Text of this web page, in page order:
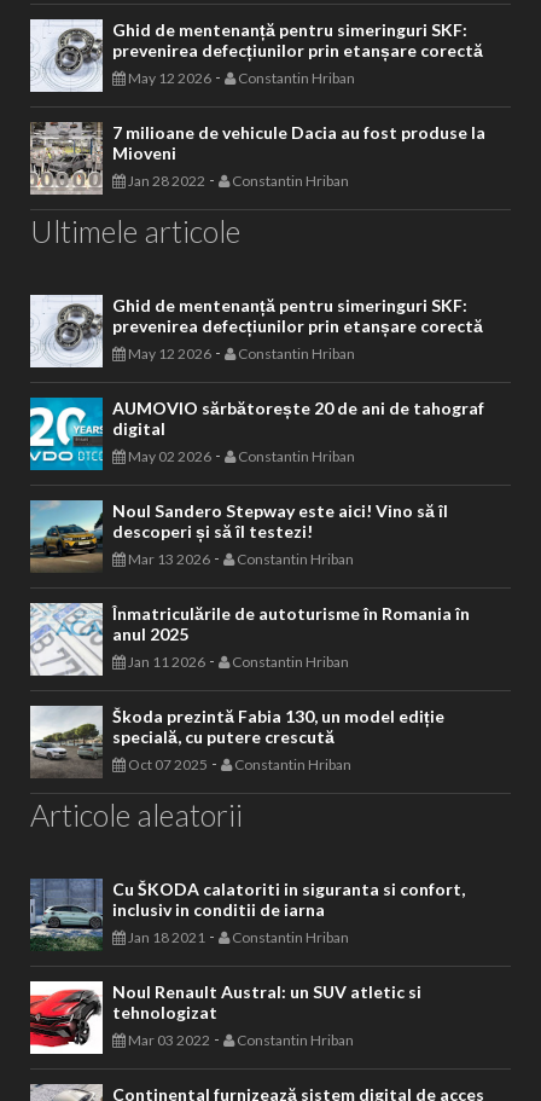
Ghid de mentenanță pentru simeringuri SKF:
prevenirea defecțiunilor prin etanșare corectă
May 12 2026 - Constantin Hriban
7 milioane de vehicule Dacia au fost produse la
Mioveni
Jan 28 2022 - Constantin Hriban
Ultimele articole
Ghid de mentenanță pentru simeringuri SKF:
prevenirea defecțiunilor prin etanșare corectă
May 12 2026 - Constantin Hriban
AUMOVIO sărbătorește 20 de ani de tahograf
digital
May 02 2026 - Constantin Hriban
Noul Sandero Stepway este aici! Vino să îl
descoperi și să îl testezi!
Mar 13 2026 - Constantin Hriban
Înmatriculările de autoturisme în Romania în
anul 2025
Jan 11 2026 - Constantin Hriban
Škoda prezintă Fabia 130, un model ediție
specială, cu putere crescută
Oct 07 2025 - Constantin Hriban
Articole aleatorii
Cu ŠKODA calatoriti in siguranta si confort,
inclusiv in conditii de iarna
Jan 18 2021 - Constantin Hriban
Noul Renault Austral: un SUV atletic si
tehnologizat
Mar 03 2022 - Constantin Hriban
Continental furnizează sistem digital de acces